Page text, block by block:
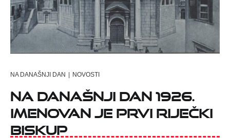
NA DANAŠNJI DAN | NOVOSTI
Na današnji dan 1926.
imenovan je prvi riječki
biskup